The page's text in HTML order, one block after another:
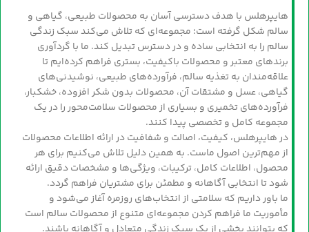
هایپرهلس با هدف دسترسی آسان به محصولات طبیعی، گیاهی و
سالم شکل گرفته است؛ مجموعه‌ای که تلاش می‌کند سبک زندگی
سالم را به انتخابی ساده و در دسترس تبدیل کند. ما با گردآوری
برندهای معتبر و محصولات باکیفیت، بستری فراهم کرده‌ایم تا
علاقه‌مندان به تغذیه سالم، فرآورده‌های طبیعی، نوشیدنی‌های
گیاهی، عسل و مشتقات آن، محصولات بدون شکر افزوده، خشکبار،
فرآورده‌های تخمیری و بسیاری از محصولات سلامت‌محور را در یک
مجموعه کامل و تخصصی پیدا کنند.
در هایپرهلس، کیفیت، اصالت و شفافیت در ارائه اطلاعات محصولات
از مهم‌ترین اصول ماست. به همین دلیل تلاش می‌کنیم برای هر
محصول، اطلاعات کامل، ترکیبات، ویژگی‌ها و مشخصات دقیق ارائه
شود تا انتخابی آگاهانه و مطمئن برای مشتریان فراهم گردد.
ما باور داریم که سلامتی از انتخاب‌های روزمره آغاز می‌شود و
مأموریت ما فراهم کردن مجموعه‌ای متنوع از محصولات سالم است